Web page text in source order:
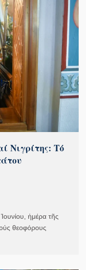
Νιγρίτης: Τό
ἡμέρα τῆς
θεοφόρους